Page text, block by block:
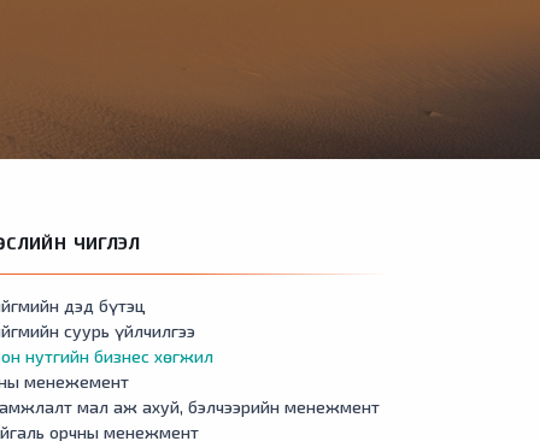
ЧИГЛЭЛ
дэд бүтэц
суурь үйлчилгээ
нутгийн бизнес хөгжил
менежемент
мал аж ахуй, бэлчээрийн менежмент
орчны менежмент